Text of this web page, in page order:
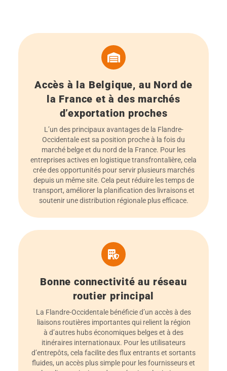
Accès à la Belgique, au Nord de
la France et à des marchés
d’exportation proches
L’un des principaux avantages de la Flandre-
Occidentale est sa position proche à la fois du
marché belge et du nord de la France. Pour les
entreprises actives en logistique transfrontalière, cela
crée des opportunités pour servir plusieurs marchés
depuis un même site. Cela peut réduire les temps de
transport, améliorer la planification des livraisons et
soutenir une distribution régionale plus efficace.
Bonne connectivité au réseau
routier principal
La Flandre-Occidentale bénéficie d’un accès à des
liaisons routières importantes qui relient la région
à d’autres hubs économiques belges et à des
itinéraires internationaux. Pour les utilisateurs
d’entrepôts, cela facilite des flux entrants et sortants
fluides, un accès plus simple pour les fournisseurs et